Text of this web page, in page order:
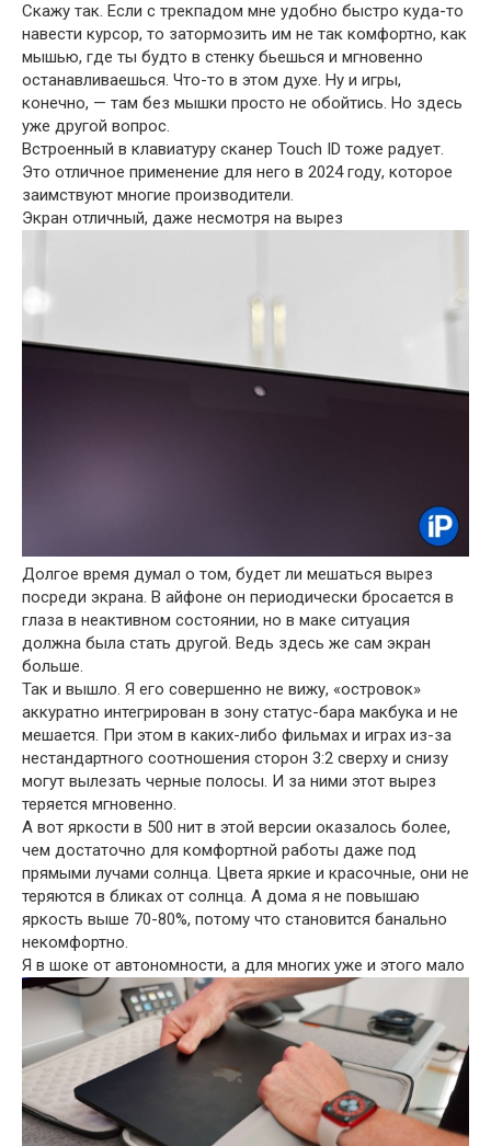
Скажу так. Если с трекпадом мне удобно быстро куда-то
навести курсор, то затормозить им не так комфортно, как
мышью, где ты будто в стенку бьешься и мгновенно
останавливаешься. Что-то в этом духе. Ну и игры,
конечно, — там без мышки просто не обойтись. Но здесь
уже другой вопрос.
Встроенный в клавиатуру сканер Touch ID тоже радует.
Это отличное применение для него в 2024 году, которое
заимствуют многие производители.
Экран отличный, даже несмотря на вырез
Долгое время думал о том, будет ли мешаться вырез
посреди экрана. В айфоне он периодически бросается в
глаза в неактивном состоянии, но в маке ситуация
должна была стать другой. Ведь здесь же сам экран
больше.
Так и вышло. Я его совершенно не вижу, «островок»
аккуратно интегрирован в зону статус-бара макбука и не
мешается. При этом в каких-либо фильмах и играх из-за
нестандартного соотношения сторон 3:2 сверху и снизу
могут вылезать черные полосы. И за ними этот вырез
теряется мгновенно.
А вот яркости в 500 нит в этой версии оказалось более,
чем достаточно для комфортной работы даже под
прямыми лучами солнца. Цвета яркие и красочные, они не
теряются в бликах от солнца. А дома я не повышаю
яркость выше 70-80%, потому что становится банально
некомфортно.
Я в шоке от автономности, а для многих уже и этого мало